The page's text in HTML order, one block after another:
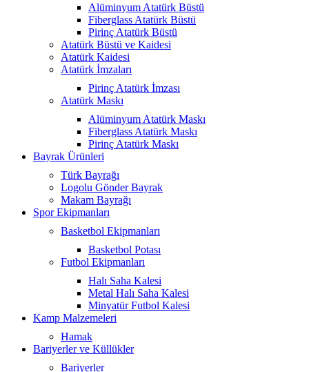
Alüminyum Atatürk Büstü
Fiberglass Atatürk Büstü
Pirinç Atatürk Büstü
Atatürk Büstü ve Kaidesi
Atatürk Kaidesi
Atatürk İmzaları
Pirinç Atatürk İmzası
Atatürk Maskı
Alüminyum Atatürk Maskı
Fiberglass Atatürk Maskı
Pirinç Atatürk Maskı
Bayrak Ürünleri
Türk Bayrağı
Logolu Gönder Bayrak
Makam Bayrağı
Spor Ekipmanları
Basketbol Ekipmanları
Basketbol Potası
Futbol Ekipmanları
Halı Saha Kalesi
Metal Halı Saha Kalesi
Minyatür Futbol Kalesi
Kamp Malzemeleri
Hamak
Bariyerler ve Küllükler
Bariyerler